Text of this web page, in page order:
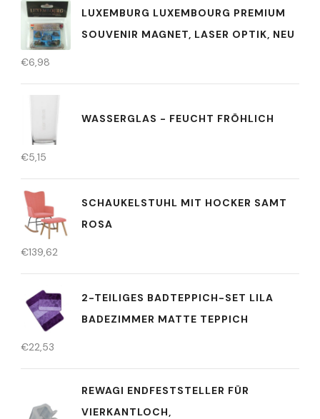
LUXEMBURG LUXEMBOURG PREMIUM
SOUVENIR MAGNET, LASER OPTIK, NEU
€6,98
WASSERGLAS - FEUCHT FRÖHLICH
€5,15
SCHAUKELSTUHL MIT HOCKER SAMT
ROSA
€139,62
2-TEILIGES BADTEPPICH-SET LILA
BADEZIMMER MATTE TEPPICH
€22,53
REWAGI ENDFESTSTELLER FÜR
VIERKANTLOCH,